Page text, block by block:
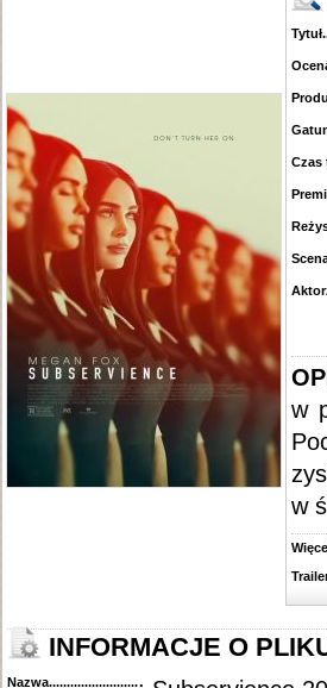
Czas
w
w
INFORMACJE O
Nazwa.............................................